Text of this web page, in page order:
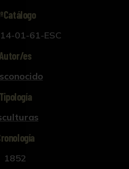
01-61-ESC
Autor/es
Tipología
1852